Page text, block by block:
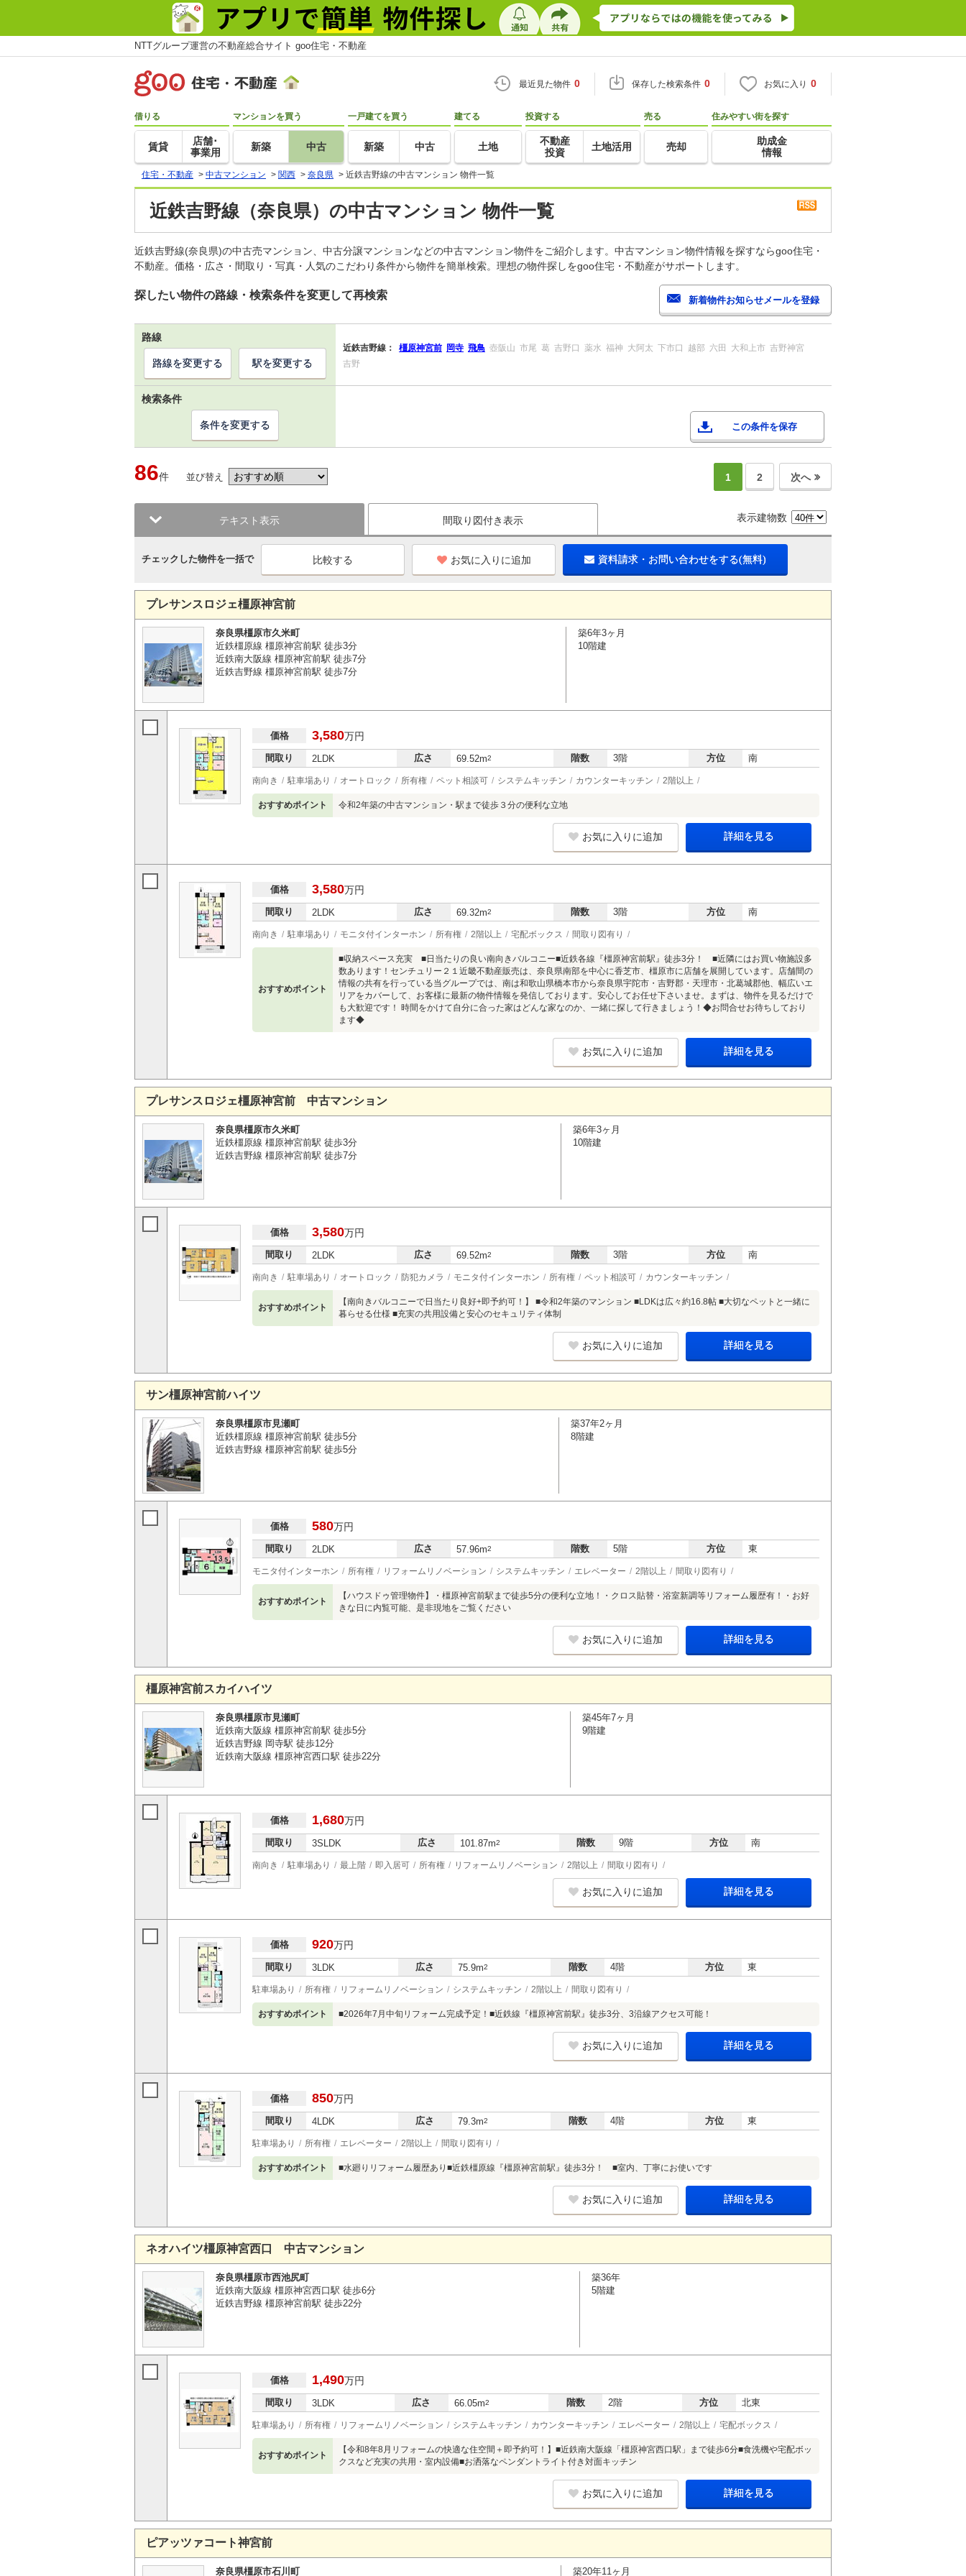
NTTグループ運営の不動産総合サイト goo住宅・不動産
最近見た物件 0 保存した検索条件 0 お気に入り 0
借りる
賃貸
店舗･
事業用
マンションを買う
新築 中古
一戸建てを買う
新築 中古
建てる
土地
投資する
不動産
投資
土地活用
売る
売却
住みやすい街を探す
助成金
情報
住宅・不動産 > 中古マンション > 関西 > 奈良県 > 近鉄吉野線の中古マンション 物件一覧
近鉄吉野線（奈良県）の中古マンション 物件一覧
近鉄吉野線(奈良県)の中古売マンション、中古分譲マンションなどの中古マンション物件をご紹介します。中古マンション物件情報を探すならgoo住宅・
不動産。価格・広さ・間取り・写真・人気のこだわり条件から物件を簡単検索。理想の物件探しをgoo住宅・不動産がサポートします。
探したい物件の路線・検索条件を変更して再検索
路線
近鉄吉野線： 橿原神宮前 岡寺 飛鳥 壺阪山 市尾 葛 吉野口 薬水 福神 大阿太 下市口 越部 六田 大和上市 吉野神宮
吉野
路線を変更する 駅を変更する
検索条件
この条件を保存
条件を変更する
86件 並び替え 1 2 次へ
テキスト表示 間取り図付き表示 表示建物数
チェックした物件を一括で お気に入りに追加 資料請求・お問い合わせをする(無料)
プレサンスロジェ橿原神宮前
奈良県橿原市久米町
近鉄橿原線 橿原神宮前駅 徒歩3分
近鉄南大阪線 橿原神宮前駅 徒歩7分
近鉄吉野線 橿原神宮前駅 徒歩7分
築6年3ヶ月
10階建
価格 3,580万円
間取り 2LDK 広さ 69.52m2 階数 3階 方位 南
南向き 駐車場あり オートロック 所有権 ペット相談可 システムキッチン カウンターキッチン 2階以上
おすすめポイント 令和2年築の中古マンション・駅まで徒歩３分の便利な立地
お気に入りに追加 詳細を見る
価格 3,580万円
間取り 2LDK 広さ 69.32m2 階数 3階 方位 南
南向き 駐車場あり モニタ付インターホン 所有権 2階以上 宅配ボックス 間取り図有り
おすすめポイント
■収納スペース充実 ■日当たりの良い南向きバルコニー■近鉄各線『橿原神宮前駅』徒歩3分！ ■近隣にはお買い物施設多
数あります！センチュリー２１近畿不動産販売は、奈良県南部を中心に香芝市、橿原市に店舗を展開しています。店舗間の
情報の共有を行っている当グループでは、南は和歌山県橋本市から奈良県宇陀市・吉野郡・天理市・北葛城郡他、幅広いエ
リアをカバーして、お客様に最新の物件情報を発信しております。安心してお任せ下さいませ。まずは、物件を見るだけで
も大歓迎です！ 時間をかけて自分に合った家はどんな家なのか、一緒に探して行きましょう！◆お問合せお待ちしており
ます◆
お気に入りに追加 詳細を見る
プレサンスロジェ橿原神宮前 中古マンション
奈良県橿原市久米町
近鉄橿原線 橿原神宮前駅 徒歩3分
近鉄吉野線 橿原神宮前駅 徒歩7分
築6年3ヶ月
10階建
価格 3,580万円
間取り 2LDK 広さ 69.52m2 階数 3階 方位 南
南向き 駐車場あり オートロック 防犯カメラ モニタ付インターホン 所有権 ペット相談可 カウンターキッチン
おすすめポイント
【南向きバルコニーで日当たり良好+即予約可！】 ■令和2年築のマンション ■LDKは広々約16.8帖 ■大切なペットと一緒に
暮らせる仕様 ■充実の共用設備と安心のセキュリティ体制
お気に入りに追加 詳細を見る
サン橿原神宮前ハイツ
奈良県橿原市見瀬町
近鉄橿原線 橿原神宮前駅 徒歩5分
近鉄吉野線 橿原神宮前駅 徒歩5分
築37年2ヶ月
8階建
価格 580万円
間取り 2LDK 広さ 57.96m2 階数 5階 方位 東
モニタ付インターホン 所有権 リフォームリノベーション システムキッチン エレベーター 2階以上 間取り図有り
おすすめポイント
【ハウスドゥ管理物件】・橿原神宮前駅まで徒歩5分の便利な立地！・クロス貼替・浴室新調等リフォーム履歴有！・お好
きな日に内覧可能、是非現地をご覧ください
お気に入りに追加 詳細を見る
橿原神宮前スカイハイツ
奈良県橿原市見瀬町
近鉄南大阪線 橿原神宮前駅 徒歩5分
近鉄吉野線 岡寺駅 徒歩12分
近鉄南大阪線 橿原神宮西口駅 徒歩22分
築45年7ヶ月
9階建
価格 1,680万円
間取り 3SLDK 広さ 101.87m2 階数 9階 方位 南
南向き 駐車場あり 最上階 即入居可 所有権 リフォームリノベーション 2階以上 間取り図有り
お気に入りに追加 詳細を見る
価格 920万円
間取り 3LDK 広さ 75.9m2 階数 4階 方位 東
駐車場あり 所有権 リフォームリノベーション システムキッチン 2階以上 間取り図有り
おすすめポイント ■2026年7月中旬リフォーム完成予定！■近鉄線『橿原神宮前駅』徒歩3分、3沿線アクセス可能！
お気に入りに追加 詳細を見る
価格 850万円
間取り 4LDK 広さ 79.3m2 階数 4階 方位 東
駐車場あり 所有権 エレベーター 2階以上 間取り図有り
おすすめポイント ■水廻りリフォーム履歴あり■近鉄橿原線『橿原神宮前駅』徒歩3分！ ■室内、丁寧にお使いです
お気に入りに追加 詳細を見る
ネオハイツ橿原神宮西口 中古マンション
奈良県橿原市西池尻町
近鉄南大阪線 橿原神宮西口駅 徒歩6分
近鉄吉野線 橿原神宮前駅 徒歩22分
築36年
5階建
価格 1,490万円
間取り 3LDK 広さ 66.05m2 階数 2階 方位 北東
駐車場あり 所有権 リフォームリノベーション システムキッチン カウンターキッチン エレベーター 2階以上 宅配ボックス
おすすめポイント
【令和8年8月リフォームの快適な住空間＋即予約可！】■近鉄南大阪線「橿原神宮西口駅」まで徒歩6分■食洗機や宅配ボッ
クスなど充実の共用・室内設備■お洒落なペンダントライト付き対面キッチン
お気に入りに追加 詳細を見る
ピアッツァコート神宮前
奈良県橿原市石川町 築20年11ヶ月